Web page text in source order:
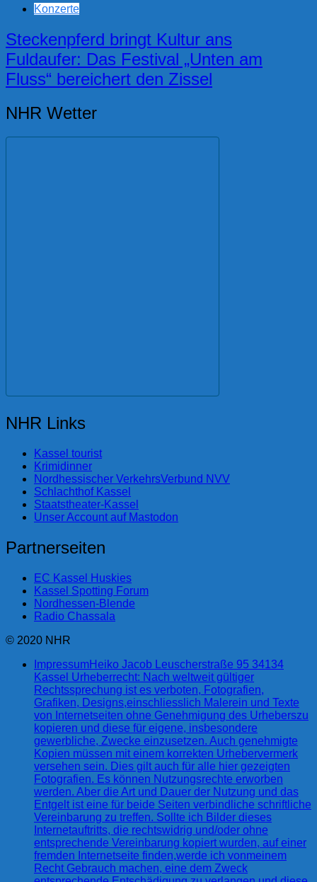
Konzerte
Steckenpferd bringt Kultur ans
Fuldaufer: Das Festival „Unten am
Fluss“ bereichert den Zissel
NHR Wetter
NHR Links
Kassel tourist
Krimidinner
Nordhessischer VerkehrsVerbund NVV
Schlachthof Kassel
Staatstheater-Kassel
Unser Account auf Mastodon
Partnerseiten
EC Kassel Huskies
Kassel Spotting Forum
Nordhessen-Blende
Radio Chassala
© 2020 NHR
ImpressumHeiko Jacob Leuscherstraße 95 34134
Kassel Urheberrecht: Nach weltweit gültiger
Rechtssprechung ist es verboten, Fotografien,
Grafiken, Designs,einschliesslich Malerein und Texte
von Internetseiten ohne Genehmigung des Urheberszu
kopieren und diese für eigene, insbesondere
gewerbliche, Zwecke einzusetzen. Auch genehmigte
Kopien müssen mit einem korrekten Urhebervermerk
versehen sein. Dies gilt auch für alle hier gezeigten
Fotografien. Es können Nutzungsrechte erworben
werden. Aber die Art und Dauer der Nutzung und das
Entgelt ist eine für beide Seiten verbindliche schriftliche
Vereinbarung zu treffen. Sollte ich Bilder dieses
Internetauftritts, die rechtswidrig und/oder ohne
entsprechende Vereinbarung kopiert wurden, auf einer
fremden Internetseite finden,werde ich vonmeinem
Recht Gebrauch machen, eine dem Zweck